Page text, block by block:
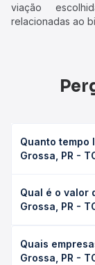
viação
relacionadas ao
Quanto tempo
Grossa, PR -
Posse, GO -
variar
duração exata
Qual é o valor
Grossa, PR -
TODOS para
identificado e
Quais
Grossa, PR -